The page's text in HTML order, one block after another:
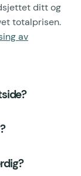
ditt og
totalprisen.
av